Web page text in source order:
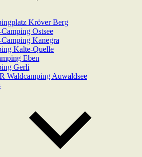
Kröver Berg
Ostsee
Kanegra
Kalte-Quelle
Eben
Gerli
Waldcamping Auwaldsee